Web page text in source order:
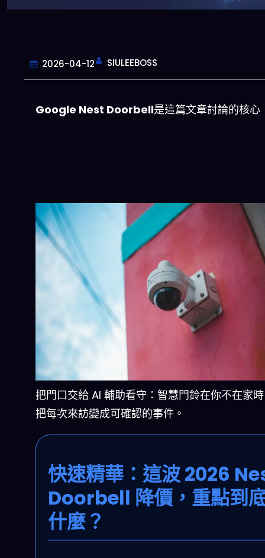
2026-04-12 SIULEEBOSS
Google Nest Doorbell是這篇文章討論的核心
把門口交給 AI 輔助看守：智慧門鈴在你不在家
把每次來訪變成可確認的事件。
快速精華：這波 2026
Doorbell 降價，重點到
什麼？